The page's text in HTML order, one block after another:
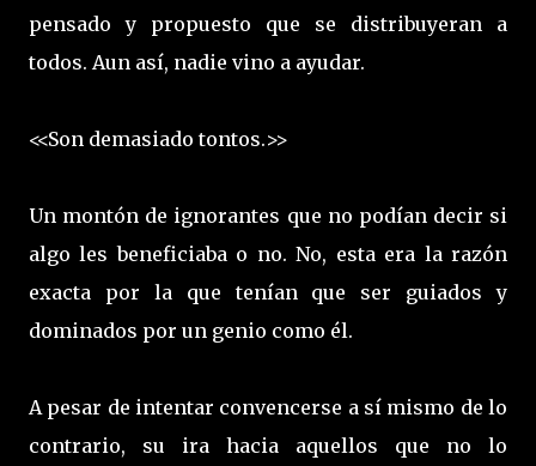
pensado y propuesto que se distribuyeran a
todos. Aun así, nadie vino a ayudar.
<<Son demasiado tontos.>>
Un montón de ignorantes que no podían decir si
algo les beneficiaba o no. No, esta era la razón
exacta por la que tenían que ser guiados y
dominados por un genio como él.
A pesar de intentar convencerse a sí mismo de lo
contrario, su ira hacia aquellos que no lo